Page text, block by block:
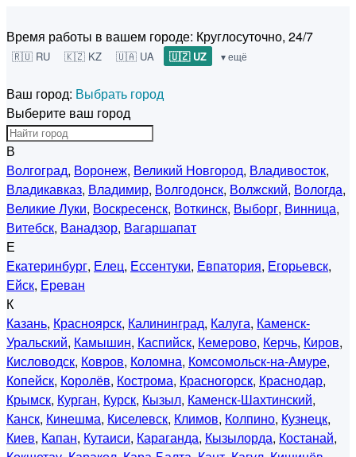
Время работы в вашем городе: Круглосуточно, 24/7
🇷🇺 RU 🇰🇿 KZ 🇺🇦 UA 🇺🇿 UZ ▾ ещё
Ваш город: Выбрать город
Выберите ваш город
В
Волгоград, Воронеж, Великий Новгород, Владивосток,
Владикавказ, Владимир, Волгодонск, Волжский, Вологда,
Великие Луки, Воскресенск, Воткинск, Выборг, Винница,
Витебск, Ванадзор, Вагаршапат
Е
Екатеринбург, Елец, Ессентуки, Евпатория, Егорьевск,
Ейск, Ереван
К
Казань, Красноярск, Калининград, Калуга, Каменск-
Уральский, Камышин, Каспийск, Кемерово, Керчь, Киров,
Кисловодск, Ковров, Коломна, Комсомольск-на-Амуре,
Копейск, Королёв, Кострома, Красногорск, Краснодар,
Крымск, Курган, Курск, Кызыл, Каменск-Шахтинский,
Канск, Кинешма, Киселевск, Климов, Колпино, Кузнецк,
Киев, Капан, Кутаиси, Караганда, Кызылорда, Костанай,